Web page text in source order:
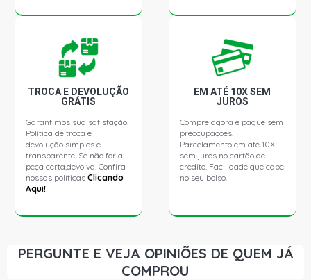
A3 PRESTIGE PLUS TFSI S-TRONIC SEDAN 1.4 16V
EA211 TFSI L4 FLEX (2019 - 2021)
TROCA E DEVOLUÇÃO
GRÁTIS
Garantimos sua satisfação!
Política de troca e
devolução simples e
transparente. Se não for a
peça certa,devolva. Confira
nossas políticasClicando
Aqui!
EM ATÉ 10X SEM
JUROS
Compre agora e pague sem
preocupações!
Parcelamento em até 10X
sem juros no cartão de
crédito. Facilidade que cabe
no seu bolso.
PERGUNTE E VEJA OPINIÕES DE QUEM JÁ
COMPROU